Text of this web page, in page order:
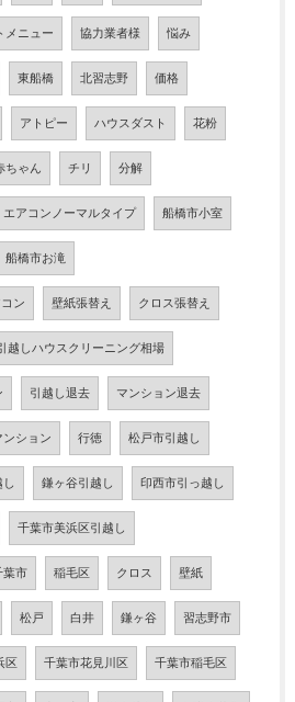
メニュー 協力業者様 悩み
東船橋 北習志野 価格
アトピー ハウスダスト 花粉
ちゃん チリ 分解
エアコンノーマルタイプ 船橋市小室
船橋市お滝
ン 壁紙張替え クロス張替え
越しハウスクリーニング相場
引越し退去 マンション退去
ンション 行徳 松戸市引越し
鎌ヶ谷引越し 印西市引っ越し
千葉市美浜区引越し
葉市 稲毛区 クロス 壁紙
松戸 白井 鎌ヶ谷 習志野市
区 千葉市花見川区 千葉市稲毛区